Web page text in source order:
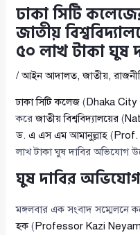
ঢাকা সিটি
জাতীয়
৫০ লাখ টাকা ঘুষ
/আইন আদালত,জাতীয়,
ঢাকা সিটি কলেজ (Dhaka
করেজাতীয় বিশ্ববিদ্যালয়ের (
ড. এ এস এম আমানুল্লাহ (Prof.
লাখ টাকা ঘুষ দাবির অভিযোগ
ঘুষ দাবির
মঙ্গলবার এক সংবাদ সম্মেলনে
হক(Professor Kazi